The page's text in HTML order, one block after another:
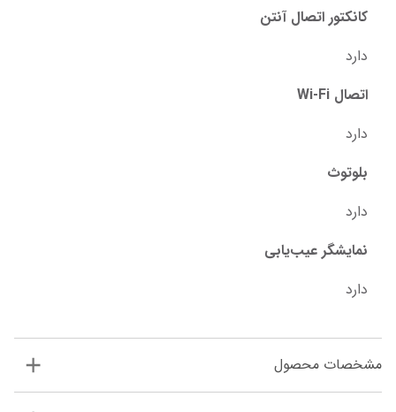
کانکتور اتصال آنتن
دارد
اتصال Wi-Fi
دارد
بلوتوث
دارد
نمایشگر عیب‌یابی
دارد
مشخصات محصول